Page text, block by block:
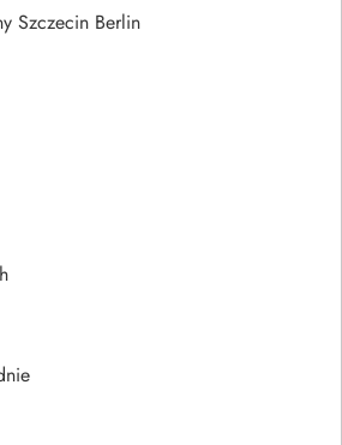
Szczecin Berlin